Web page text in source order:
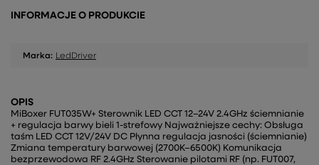
INFORMACJE O PRODUKCIE
Marka: LedDriver
OPIS
MiBoxer FUT035W+ Sterownik LED CCT 12–24V 2.4GHz ściemnianie
+ regulacja barwy bieli 1-strefowy Najważniejsze cechy: Obsługa
taśm LED CCT 12V/24V DC Płynna regulacja jasności (ściemnianie)
Zmiana temperatury barwowej (2700K–6500K) Komunikacja
bezprzewodowa RF 2.4GHz Sterowanie pilotami RF (np. FUT007,